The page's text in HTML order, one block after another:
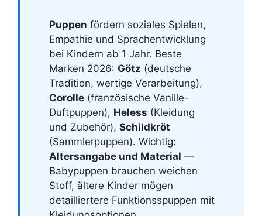
Puppen fördern soziales Spielen,
Empathie und Sprachentwicklung
bei Kindern ab 1 Jahr. Beste
Marken 2026: Götz (deutsche
Tradition, wertige Verarbeitung),
Corolle (französische Vanille-
Duftpuppen), Heless (Kleidung
und Zubehör), Schildkröt
(Sammlerpuppen). Wichtig:
Altersangabe und Material —
Babypuppen brauchen weichen
Stoff, ältere Kinder mögen
detailliertere Funktionsspuppen mit